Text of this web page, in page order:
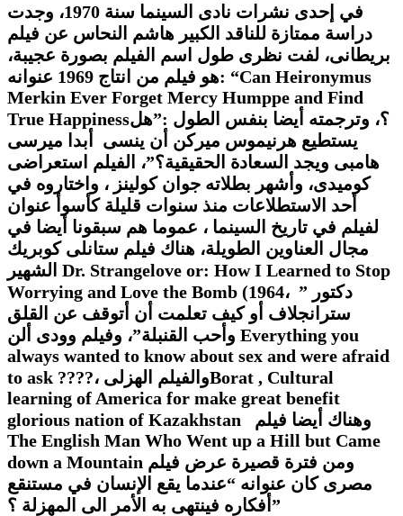
في إحدى نشرات نادى السينما سنة 1970، وجدت
دراسة ممتازة للناقد الكبير هاشم النحاس عن فيلم
بريطانى، لفت نظرى طول اسم الفيلم بصورة عجيبة،
هو فيلم من انتاج 1969 عنوانه: “Can Heironymus
Merkin Ever Forget Mercy Humppe and Find
True Happiness
؟، وترجمته أيضا بنفس الطول :”هل
يستطيع هرنيموس ميركن أن ينسى أبدا ميرسى
هامبى ويجد السعادة الحقيقية؟”، الفيلم استعراضى
كوميدى، وأشهر بطلاته جوان كولينز ، واختاروه في
أحد الاستطلاعات منذ سنوات قليلة كأسوأ عنوان
لفيلم في تاريخ السينما ، عموما هم سبقونا أيضا في
مجال العناوين الطويلة، هناك فيلم ستانلى كوبريك
Dr. Strangelove or: How I Learned to Stop
Worrying and Love the Bomb (1964، ” دكتور
سترانجلاف أو كيف تعلمت أن أتوقف عن القلق
Everything you
always wanted to know about sex and were afraid
to ask ???? ، والفيلم الهزلىBorat , Cultural
learning of America for make great benefit
glorious nation of Kazakhstan
وهناك أيضا فيلم
The English Man Who Went up a Hill but Came
down a Mountain
مصرى كان عنوانه “عندما يقع الإنسان في مستنقع
أفكاره فينتهى به الأمر الى المهزلة ؟”